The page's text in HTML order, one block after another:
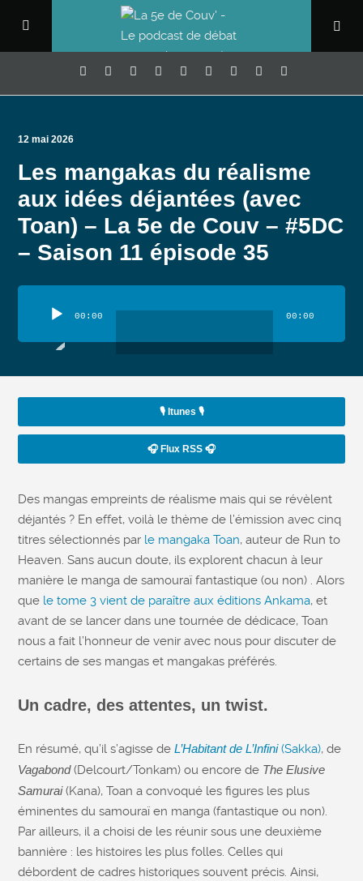
12 mai 2026
Les mangakas du réalisme
aux idées déjantées (avec
Toan) – La 5e de Couv – #5DC
– Saison 11 épisode 35
audio
00:00 00:00
🎙️ Itunes 🎙️
🎧 Flux RSS 🎧
Des mangas empreints de réalisme mais qui se révèlent
déjantés ? En effet, voilà le thème de l’émission avec cinq
titres sélectionnés par le mangaka Toan, auteur de Run to
Heaven. Sans aucun doute, ils explorent chacun à leur
manière le manga de samouraï fantastique (ou non) . Alors
que le tome 3 vient de paraître aux éditions Ankama, et
avant de se lancer dans une tournée de dédicace, Toan
nous a fait l’honneur de venir avec nous pour discuter de
certains de ses mangas et mangakas préférés.
Un cadre, des attentes, un twist.
En résumé, qu’il s’agisse deL’Habitant de L’Infini(Sakka), de
Vagabond(Delcourt/Tonkam) ou encore de The Elusive
Samurai(Kana), Toan a convoqué les figures les plus
éminentes du samouraï en manga (fantastique ou non).
Par ailleurs, il a choisi de les réunir sous une deuxième
bannière : les histoires les plus folles. Celles qui
débordent de cadres historiques souvent précis. Ainsi,